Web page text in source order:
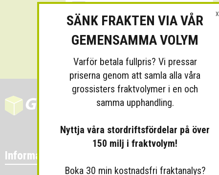
Skicka
Information
X
SÄNK FRAKTEN VIA VÅR
GEMENSAMMA VOLYM
Varför betala fullpris? Vi pressar
priserna genom att samla alla våra
grossisters fraktvolymer i en och
samma upphandling.
Nyttja våra stordriftsfördelar på över
150 milj i fraktvolym!
Boka 30 min kostnadsfri fraktanalys?